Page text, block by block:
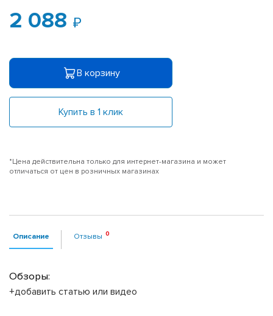
2 088
В корзину
Купить в 1 клик
*Цена действительна только для интернет-магазина и может
отличаться от цен в розничных магазинах
Описание Отзывы
Обзоры:
+добавить статью или видео